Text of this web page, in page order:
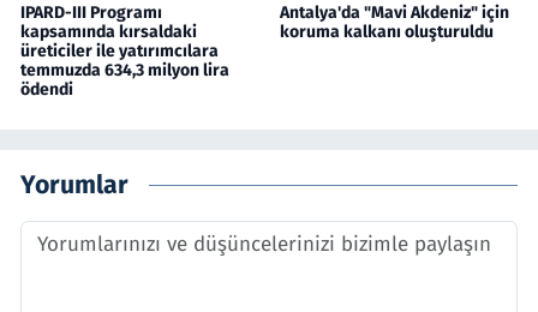
IPARD-III Programı
kapsamında kırsaldaki
üreticiler ile yatırımcılara
temmuzda 634,3 milyon lira
ödendi
Antalya'da "Mavi Akdeniz" için
koruma kalkanı oluşturuldu
Yorumlar